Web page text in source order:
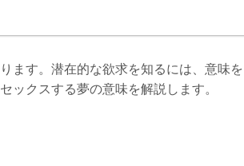
ます。潜在的な欲求を知るには、意味を
ックスする夢の意味を解説します。